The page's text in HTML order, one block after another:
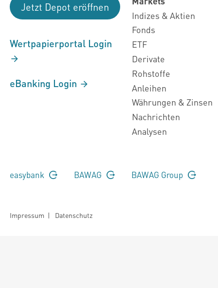
Jetzt Depot eröffnen
Wertpapierportal Login
eBanking Login
Indizes & Aktien
Fonds
ETF
Derivate
Rohstoffe
Anleihen
Währungen & Zinsen
Nachrichten
Analysen
easybank BAWAG BAWAG Group
Impressum | Datenschutz